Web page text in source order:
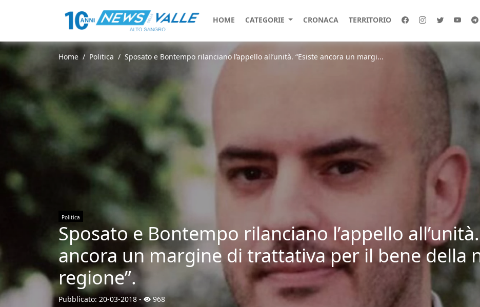
HOME CATEGORIE CRONACA TERRITORIO
Home Politica Sposato e Bontempo rilanciano l’appello all’unità. “Esiste ancora un margi...
Politica
Sposato e Bontempo rilanciano l’appello
ancora un margine di trattativa per il bene della
regione”.
Pubblicato: 20-03-2018 - 968